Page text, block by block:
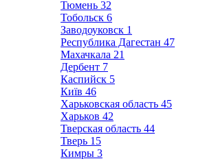
Тюмень 32
Тобольск 6
Заводоуковск 1
Республика Дагестан 47
Махачкала 21
Дербент 7
Каспийск 5
Київ 46
Харьковская область 45
Харьков 42
Тверская область 44
Тверь 15
Кимры 3